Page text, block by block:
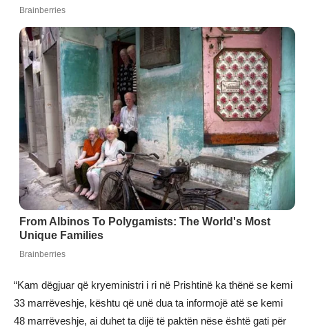
“Kam dëgjuar që kryeministri i ri në Prishtinë ka thënë se kemi
33 marrëveshje, kështu që unë dua ta informojë atë se kemi
48 marrëveshje, ai duhet ta dijë të paktën nëse është gati për